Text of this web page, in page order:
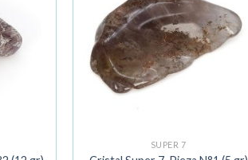
lista de
deseos
SUPER 7